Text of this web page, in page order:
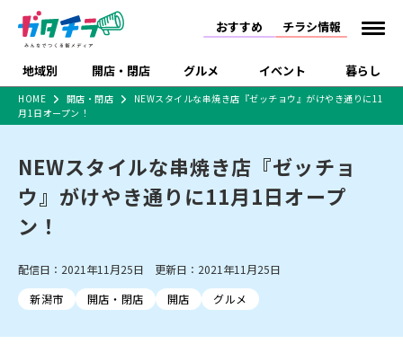
おすすめ チラシ情報
地域別 開店・閉店 グルメ イベント 暮らし
新潟市 下越
佐渡
開店 閉店
リニューアル・移転
新潟市・開店
新潟市・閉店
長岡市・開店
長岡市・閉店
上越市・開店
上越市・閉店
ラーメン・開店
ラーメン・閉店
ラーメン 現地レポート
スイーツ
体験・販売 祭り・伝統行事
スポーツ
にいがた酒の陣・新潟
施設・ショップ
住宅メーカー・工務
店
習い事・塾 アパレル・雑貨
フィットネス・ジム
観光スポット
温泉・入浴 ホテル 旅館
水族館
特売セール インタビュー
特集・まとめ記事
セツコママ ランキング 新潟人
キャンペーン
開店まとめ
閉店まとめ 人気記事まとめ
食品スーパー・コンビ
ショッピングモール・
大型施設
ドラッグストア・ホーム
センター
ファッション 生活サービス
HOME 開店・閉店
NEWスタイルな串焼き店『ゼッチョウ』がけやき通りに11
月1日オープン！
NEWスタイルな串焼き店『ゼッチョ
ウ』がけやき通りに11月1日オープ
ン！
配信日：2021年11月25日 更新日：2021年11月25日
新潟市
開店・閉店 開店 グルメ